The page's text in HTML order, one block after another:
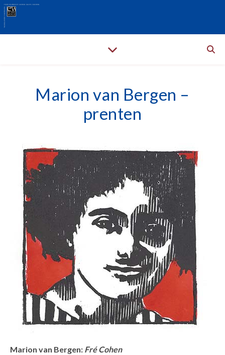
Marion van Bergen –
prenten
Marion van Bergen: Fré Cohen